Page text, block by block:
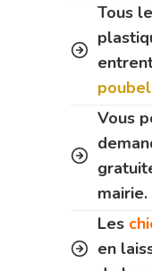
Tous
Vous
mairie.
Les
en